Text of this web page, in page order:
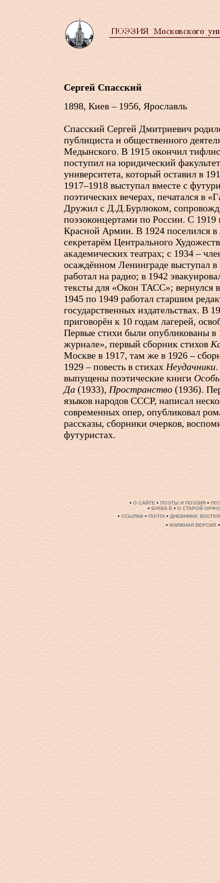
Сергей Спасский
1898, Киев – 1956, Ярославль
Спасский Сергей Дмитриевич
публициста и общественного
Медынского. В 1915 окончил
поступил на юридический
университета, который оставил в
1917–1918 выступал вместе с
поэтических вечерах, печатался в
Дружил с Д.Д.Бурлюком,
поэзоконцертами по России. С 1919
Красной Армии. В 1924 поселился в
секретарём Центрального
академических театрах; с 1934 –
осаждённом Ленинграде выступал в
работал на радио; в 1942
тексты для «Окон ТАСС»; вернулся
1945 по 1949 работал старшим
государственных издательствах. В
приговорён к 10 годам лагерей,
Первые стихи были опубликованы
журнале», первый сборник стихов
Москве в 1917, там же в 1926 –
1929 – повесть в стихах Неудачники
выпущены поэтические книги
Да (1933), Пространство (1936).
языков народов СССР, написал
современных опер, опубликовал
рассказы, сборники очерков,
футуристах.